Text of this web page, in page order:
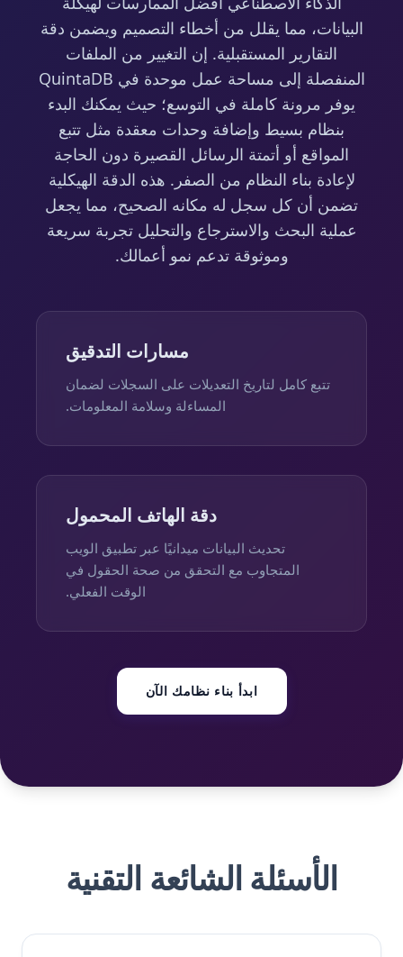
البيانات، مما يقلل من أخطاء التصميم ويضمن دقة
التقارير المستقبلية. إن التغيير من الملفات
المنفصلة إلى مساحة عمل موحدة في QuintaDB
يوفر مرونة كاملة في التوسع؛ حيث يمكنك البدء
بنظام بسيط وإضافة وحدات معقدة مثل تتبع
المواقع أو أتمتة الرسائل القصيرة دون الحاجة
لإعادة بناء النظام من الصفر. هذه الدقة الهيكلية
تضمن أن كل سجل له مكانه الصحيح، مما يجعل
عملية البحث والاسترجاع والتحليل تجربة سريعة
وموثوقة تدعم نمو أعمالك.
مسارات التدقيق
تتبع كامل لتاريخ التعديلات على السجلات لضمان
المساءلة وسلامة المعلومات.
دقة الهاتف المحمول
تحديث البيانات ميدانيًا عبر تطبيق الويب
المتجاوب مع التحقق من صحة الحقول في
الوقت الفعلي.
ابدأ بناء نظامك الآن
الأسئلة الشائعة التقنية